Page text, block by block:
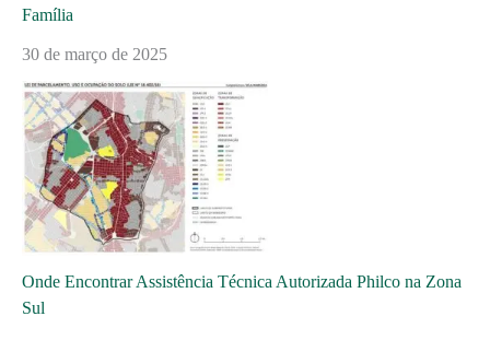
Família
30 de março de 2025
Onde Encontrar Assistência Técnica Autorizada Philco na Zona
Sul